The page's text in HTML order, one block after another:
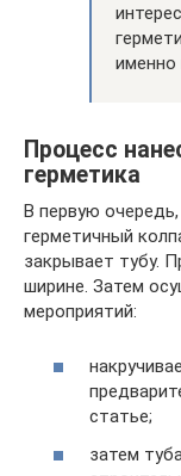
именно
Процесс
герметика
В первую
герметичный
закрывает тубу.
ширине. Затем
мероприятий:
статье;
затем